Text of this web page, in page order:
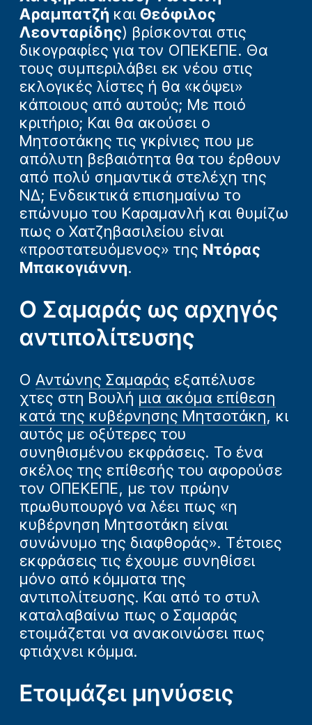
Αραμπατζή και Θεόφιλος
Λεονταρίδης) βρίσκονται στις
δικογραφίες για τον ΟΠΕΚΕΠΕ. Θα
τους συμπεριλάβει εκ νέου στις
εκλογικές λίστες ή θα «κόψει»
κάποιους από αυτούς; Με ποιό
κριτήριο; Και θα ακούσει ο
Μητσοτάκης τις γκρίνιες που με
απόλυτη βεβαιότητα θα του έρθουν
από πολύ σημαντικά στελέχη της
ΝΔ; Ενδεικτικά επισημαίνω το
επώνυμο του Καραμανλή και θυμίζω
πως ο Χατζηβασιλείου είναι
«προστατευόμενος» της Ντόρας
Μπακογιάννη.
Ο Σαμαράς ως αρχηγός
αντιπολίτευσης
Ο Αντώνης Σαμαράς εξαπέλυσε
χτες στη Βουλή μια ακόμα επίθεση
κατά της κυβέρνησης Μητσοτάκη, κι
αυτός με οξύτερες του
συνηθισμένου εκφράσεις. Το ένα
σκέλος της επίθεσής του αφορούσε
τον ΟΠΕΚΕΠΕ, με τον πρώην
πρωθυπουργό να λέει πως «η
κυβέρνηση Μητσοτάκη είναι
συνώνυμο της διαφθοράς». Τέτοιες
εκφράσεις τις έχουμε συνηθίσει
μόνο από κόμματα της
αντιπολίτευσης. Και από το στυλ
καταλαβαίνω πως ο Σαμαράς
ετοιμάζεται να ανακοινώσει πως
φτιάχνει κόμμα.
Ετοιμάζει μηνύσεις